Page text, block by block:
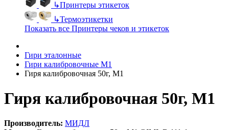
↳Принтеры этикеток
↳Термоэтикетки
Показать все Принтеры чеков и этикеток
Гири эталонные
Гири калибровочные М1
Гиря калибровочная 50г, М1
Гиря калибровочная 50г, М1
Производитель: МИДЛ